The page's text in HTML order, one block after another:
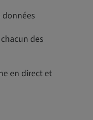
des
en direct et